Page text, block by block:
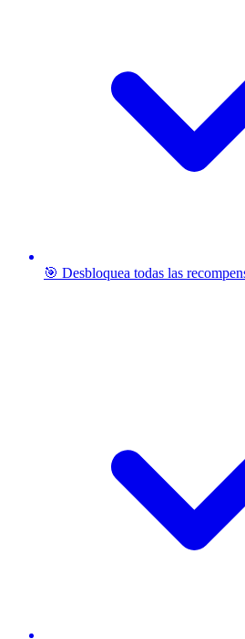
🎯 Desbloquea todas las